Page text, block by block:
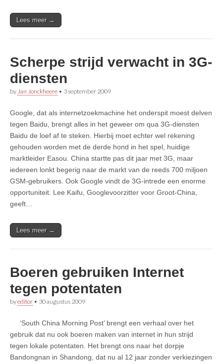
Lees meer →
Scherpe strijd verwacht in 3G-
diensten
by Jan Jonckheere • 3 september 2009
Google, dat als internetzoekmachine het onderspit moest delven
tegen Baidu, brengt alles in het geweer om qua 3G-diensten
Baidu de loef af te steken. Hierbij moet echter wel rekening
gehouden worden met de derde hond in het spel, huidige
marktleider Easou. China startte pas dit jaar met 3G, maar
iedereen lonkt begerig naar de markt van de reeds 700 miljoen
GSM-gebruikers. Ook Google vindt de 3G-intrede een enorme
opportuniteit. Lee Kaifu, Googlevoorzitter voor Groot-China,
geeft…
Lees meer →
Boeren gebruiken Internet
tegen potentaten
byeditor • 30 augustus 2009
‘South China Morning Post’ brengt een verhaal over het
gebruik dat nu ook boeren maken van internet in hun strijd
tegen lokale potentaten. Het brengt ons naar het dorpje
Bandongnan in Shandong, dat nu al 12 jaar zonder verkiezingen